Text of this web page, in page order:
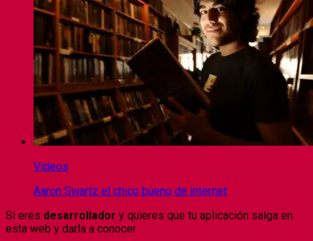
Videos
Aaron Swartz el chico bueno de internet
Si eres desarrollador y quieres que tu aplicación salga en
esta web y darla a conocer